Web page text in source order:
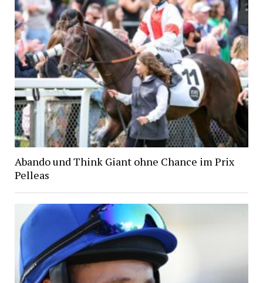
Abando und Think Giant ohne Chance im Prix
Pelleas